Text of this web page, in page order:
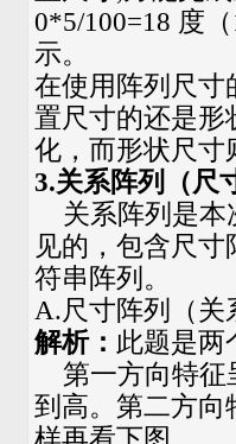
0*5/100=18 度
示。
在使用阵列尺寸
置尺寸的还是形
化，而形状尺寸
3.关系阵列（尺
关系阵列是本
见的，包含尺
符串阵列。
A.尺寸阵列（关
解析： 此题是两
第一方向特征
到高。第二方向